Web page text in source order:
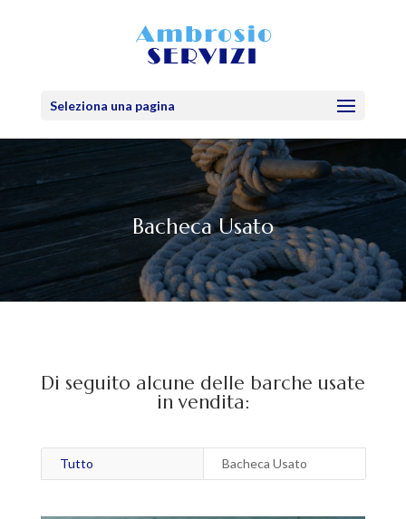
Seleziona una pagina
Bacheca Usato
Di seguito alcune delle barche usate
in vendita:
Tutto Bacheca Usato